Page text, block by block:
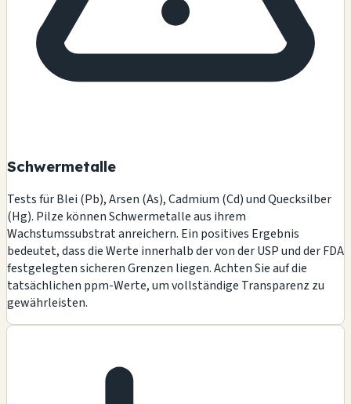
Schwermetalle
Tests für Blei (Pb), Arsen (As), Cadmium (Cd) und Quecksilber
(Hg). Pilze können Schwermetalle aus ihrem
Wachstumssubstrat anreichern. Ein positives Ergebnis
bedeutet, dass die Werte innerhalb der von der USP und der FDA
festgelegten sicheren Grenzen liegen. Achten Sie auf die
tatsächlichen ppm-Werte, um vollständige Transparenz zu
gewährleisten.